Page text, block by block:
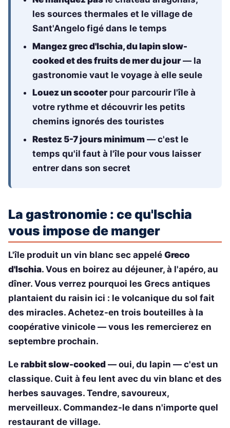
les sources thermales et le village de
Sant'Angelo figé dans le temps
Mangez grec d'Ischia, du lapin slow-
cooked et des fruits de mer du jour— la
gastronomie vaut le voyage à elle seule
Louez un scooterpour parcourir l'île à
votre rythme et découvrir les petits
chemins ignorés des touristes
Restez 5-7 jours minimum— c'est le
temps qu'il faut à l'île pour vous laisser
entrer dans son secret
La gastronomie : ce qu'Ischia
vous impose de manger
L'île produit un vin blanc sec appelé Greco
d'Ischia. Vous en boirez au déjeuner, à l'apéro, au
dîner. Vous verrez pourquoi les Grecs antiques
plantaient du raisin ici : le volcanique du sol fait
des miracles. Achetez-en trois bouteilles à la
coopérative vinicole — vous les remercierez en
septembre prochain.
Le rabbit slow-cooked — oui, du lapin — c'est un
classique. Cuit à feu lent avec du vin blanc et des
herbes sauvages. Tendre, savoureux,
merveilleux. Commandez-le dans n'importe quel
restaurant de village.